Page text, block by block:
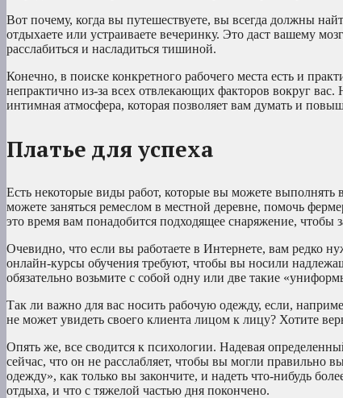
Вот почему, когда вы путешествуете, вы всегда должны
отдыхаете или устраиваете вечеринку. Это даст вашему
расслабиться и насладиться тишиной.
Конечно, в поиске конкретного рабочего места есть и
непрактично из-за всех отвлекающих факторов вокруг вас.
интимная атмосфера, которая позволяет вам думать и
Платье для успеха
Есть некоторые виды работ, которые вы можете
можете заняться ремеслом в местной деревне, помочь
это время вам понадобится подходящее снаряжение, чтобы
Очевидно, что если вы работаете в Интернете, вам редко
онлайн-курсы обучения требуют, чтобы вы носили
обязательно возьмите с собой одну или две такие
Так ли важно для вас носить рабочую одежду, если,
не может увидеть своего клиента лицом к лицу? Хотите
Опять же, все сводится к психологии. Надевая
сейчас, что он не расслабляет, чтобы вы могли правильно
одежду», как только вы закончите, и надеть что-нибудь
отдыха, и что с тяжелой частью дня покончено.